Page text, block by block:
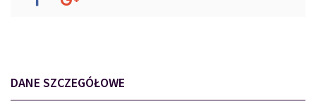
DANE SZCZEGÓŁOWE